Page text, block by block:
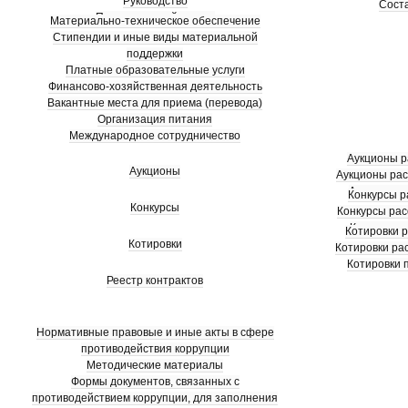
Педагогический состав
Материально-техническое обеспечение
Стипендии и иные виды материальной
поддержки
Платные образовательные услуги
Финансово-хозяйственная деятельность
Вакантные места для приема (перевода)
Организация питания
Международное сотрудничество
Аукционы
Аукционы
Аукционы
Аукционы
Конкурсы
Конкурсы
Конкурсы
Конкурсы
Котировки
Котировки
Котировки
Котировки
Реестр контрактов
Нормативные правовые и иные акты в сфере
противодействия коррупции
Методические материалы
Формы документов, связанных с
противодействием коррупции, для заполнения